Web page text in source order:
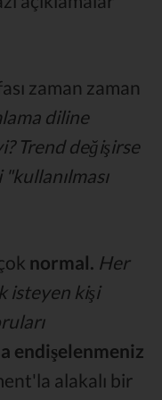
zaman zaman
diline
Trend değişirse
normal. Her
isteyen kişi
endişelenmeniz
alakalı bir